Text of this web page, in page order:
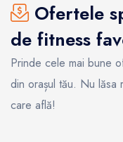
Ofertele
de fitness
Prinde cele mai bune
din orașul tău. Nu lăsa
care află!